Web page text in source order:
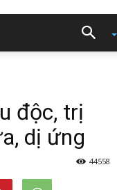
độc, trị
dị ứng
44558